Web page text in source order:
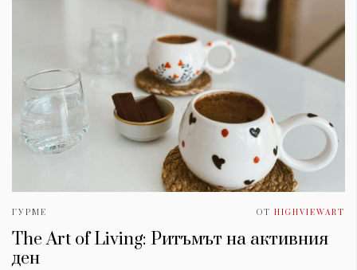
ГУРМЕ ОТ HIGHVIEWART
The Art of Living: Ритъмът на активния
ден